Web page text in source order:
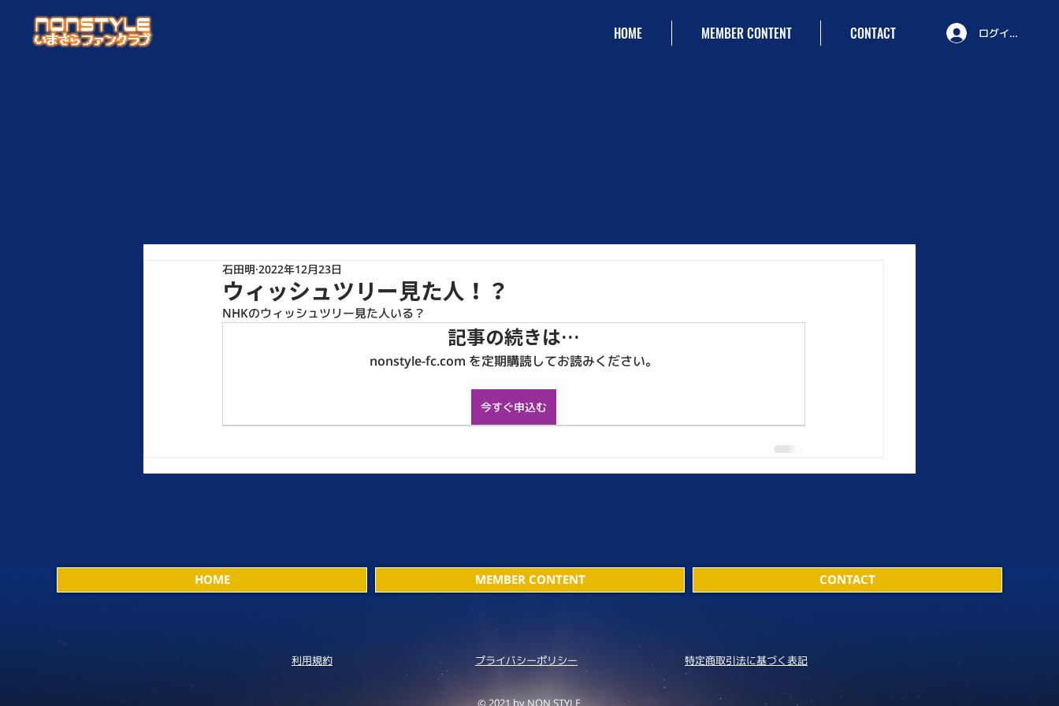
HOME MEMBER CONTENT CONTACT ログイン
ウィッシュツリー見た人！？
石田明 2022年12月23日
NHKのウィッシュツリー見た人いる？
記事の続きは…
nonstyle-fc.com を定期購読してお読みください。
今すぐ申込む
HOME MEMBER CONTENT CONTACT
利用規約 プライバシーポリシー 特定商取引法に基づく表記
© 2021 by NON STYLE